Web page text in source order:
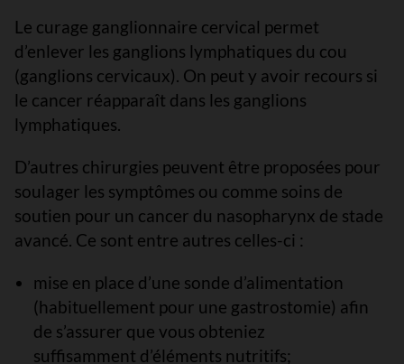
Le curage ganglionnaire cervical permet
d’enlever les ganglions lymphatiques du cou
(ganglions cervicaux). On peut y avoir recours si
le cancer réapparaît dans les ganglions
lymphatiques.
D’autres chirurgies peuvent être proposées pour
soulager les symptômes ou comme soins de
soutien pour un cancer du nasopharynx de stade
avancé. Ce sont entre autres celles-ci :
mise en place d’une sonde d’alimentation
(habituellement pour une gastrostomie) afin
de s’assurer que vous obteniez
suffisamment d’éléments nutritifs;